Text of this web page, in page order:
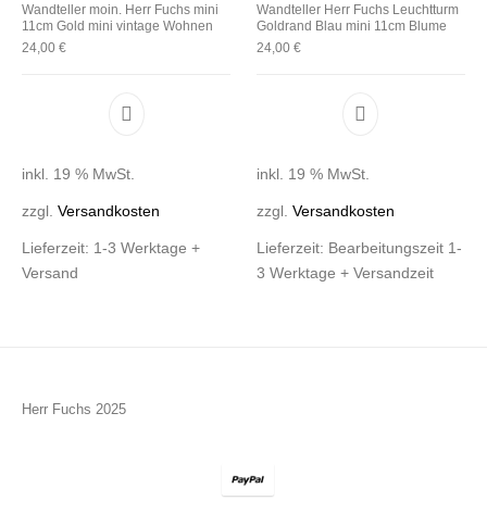
Wandteller moin. Herr Fuchs mini
11cm Gold mini vintage Wohnen
24,00€
inkl. 19 % MwSt.
zzgl.Versandkosten
Lieferzeit: 1-3 Werktage +
Versand
Wandteller Herr Fuchs Leuchtturm
Goldrand Blau mini 11cm Blume
24,00 €
inkl. 19 % MwSt.
zzgl. Versandkosten
Lieferzeit: Bearbeitungszeit 1-
3 Werktage + Versandzeit
Herr Fuchs 2025